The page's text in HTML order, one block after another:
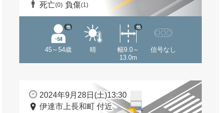
死亡(0) 負傷(1)
45～54歳
他
晴
幅9.0～
13.0m
他
信号なし
2024年9月28日(土)13:30
伊達市上長和町 付近